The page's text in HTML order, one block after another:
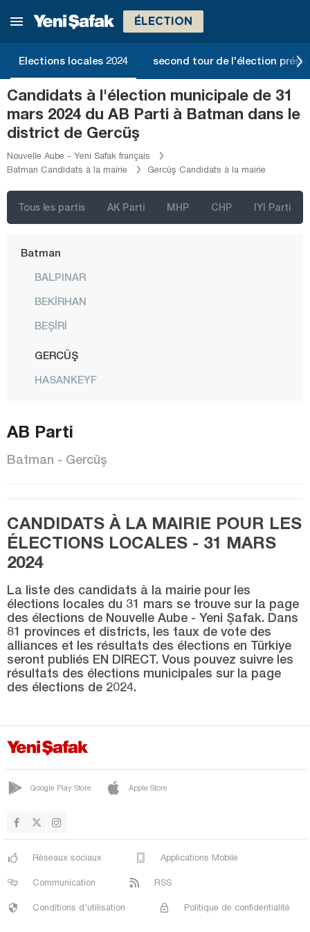
ÉLECTION
Elections locales 2024 second tour de l'élection
Candidats à l'élection municipale de 31
mars 2024 du AB Parti à Batman dans le
district de Gercüş
Nouvelle Aube - Yeni Safak français
Batman Candidats à la mairie
Gercüş Candidats à la mairie
Tous les partis AK Parti MHP CHP IYI Parti
Ağrı
Amasya
Antalya
Ardahan
Artvin
Aydın
Bartın
Batman
BALPINAR
BEKİRHAN
BEŞİRİ
GERCÜŞ
HASANKEYF
KAYAPINAR
KOZLUK
SASON
YÜCEBAĞ
Bayburt
Bingöl
Bitlis
Bolu
Burdur
Bursa
Çankırı
Çorum
Denizli
Diyarbakır
Düzce
Edirne
Elazığ
Erzincan
AB Parti
Batman - Gercüş
CANDIDATS À LA MAIRIE POUR LES
ÉLECTIONS LOCALES - 31 MARS
2024
La liste des candidats à la mairie pour les
élections locales du 31 mars se trouve sur la page
des élections de Nouvelle Aube - Yeni Şafak. Dans
81 provinces et districts, les taux de vote des
alliances et les résultats des élections en Türkiye
seront publiés EN DIRECT. Vous pouvez suivre les
résultats des élections municipales sur la page
des élections de 2024.
Google Play Store Apple Store
Réseaux sociaux Applications Mobile
Communication RSS
Conditions d'utilisation Politique de confidentialité